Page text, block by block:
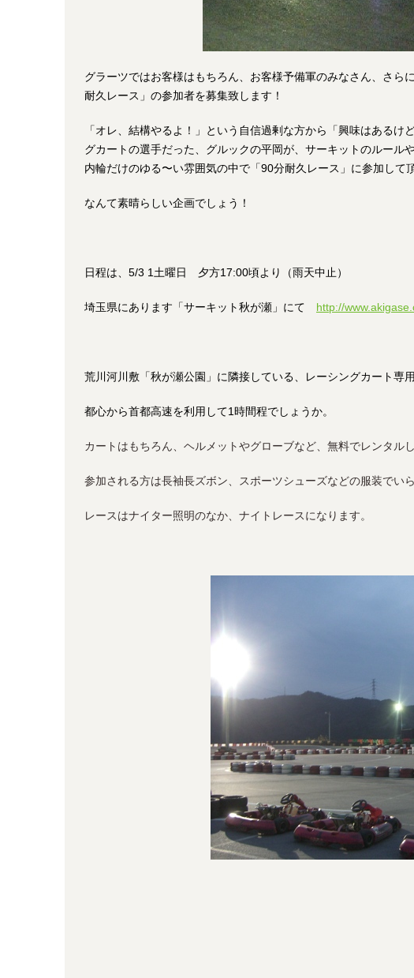
グラーツではお客様はもちろん、お客様予備軍のみなさん、さら
耐久レース」の参加者を募集致します！
「オレ、結構やるよ！」という自信過剰な方から「興味はある
グカートの選手だった、グルックの平岡が、サーキットのルール
内輪だけのゆる〜い雰囲気の中で「90分耐久レース」に参加して
なんて素晴らしい企画でしょう！
日程は、5/3 1土曜日 夕方17:00頃より（雨天中止）
埼玉県にあります「サーキット秋が瀬」にて http://
荒川河川敷「秋が瀬公園」に隣接している、レーシングカート専用
都心から首都高速を利用して1時間程でしょうか。
カートはもちろん、ヘルメットやグローブなど、無料でレンタル
参加される方は長袖長ズボン、スポーツシューズなどの服装でいら
レースはナイター照明のなか、ナイトレースになります。